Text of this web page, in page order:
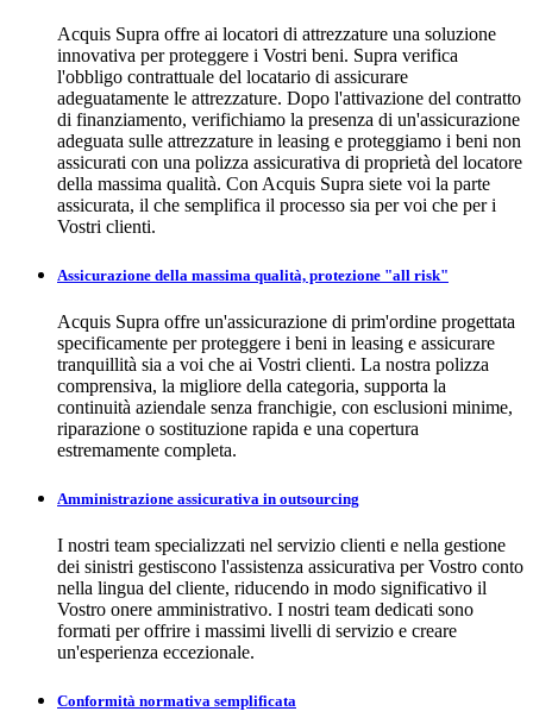
Acquis Supra offre ai locatori di attrezzature una soluzione
innovativa per proteggere i Vostri beni. Supra verifica
l'obbligo contrattuale del locatario di assicurare
adeguatamente le attrezzature. Dopo l'attivazione del contratto
di finanziamento, verifichiamo la presenza di un'assicurazione
adeguata sulle attrezzature in leasing e proteggiamo i beni non
assicurati con una polizza assicurativa di proprietà del locatore
della massima qualità. Con Acquis Supra siete voi la parte
assicurata, il che semplifica il processo sia per voi che per i
Vostri clienti.
Assicurazione della massima qualità, protezione "all risk"
Acquis Supra offre un'assicurazione di prim'ordine progettata
specificamente per proteggere i beni in leasing e assicurare
tranquillità sia a voi che ai Vostri clienti. La nostra polizza
comprensiva, la migliore della categoria, supporta la
continuità aziendale senza franchigie, con esclusioni minime,
riparazione o sostituzione rapida e una copertura
estremamente completa.
Amministrazione assicurativa in outsourcing
I nostri team specializzati nel servizio clienti e nella gestione
dei sinistri gestiscono l'assistenza assicurativa per Vostro conto
nella lingua del cliente, riducendo in modo significativo il
Vostro onere amministrativo. I nostri team dedicati sono
formati per offrire i massimi livelli di servizio e creare
un'esperienza eccezionale.
Conformità normativa semplificata